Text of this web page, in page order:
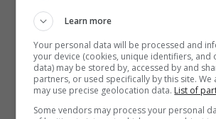
Learn more
Your personal data will be processed and
your device (cookies, unique identifiers, and
data) may be stored by, accessed by and
partners, or used specifically by this site.
may use precise geolocation data. List of
Some vendors may process your personal